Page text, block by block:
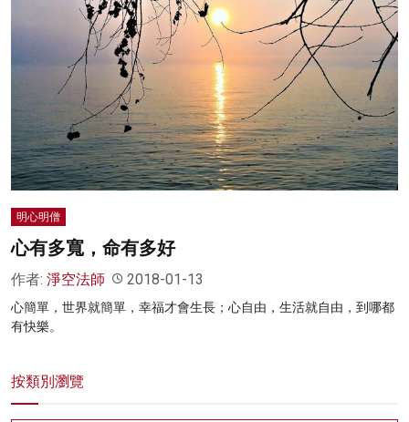
明心明僧
心有多寬，命有多好
作者: 淨空法師 2018-01-13
心簡單，世界就簡單，幸福才會生長；心自由，生活就自由，到哪都
有快樂。
按類別瀏覽